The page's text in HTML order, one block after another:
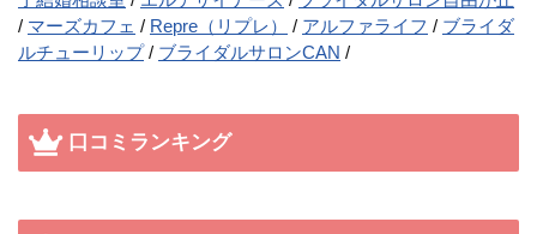
マーズカフェ
Repre（リプレ） アルファライフ
ブライダ
ルチューリップ
ブライダルサロンCAN
口コミランキング